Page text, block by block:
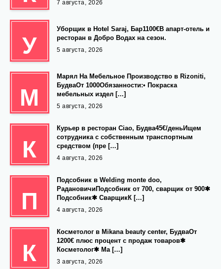
7 августа, 2026
У
Уборщик в Hotel Saraj, Бар1100€В апарт-отель и
ресторан в Добро Водах на сезон.
5 августа, 2026
М
Марял На Мебельное Производство в Rizoniti,
БудваОт 1000Обязанности:• Покраска
мебельных издел […]
5 августа, 2026
К
Курьер в ресторан Ciao, Будва45€/деньИщем
сотрудника с собственным транспортным
средством (пре […]
4 августа, 2026
П
Подсобник в Welding monte doo,
РадановичиПодсобник от 700, сварщик от 900✱
Подсобник✱ СварщикК […]
4 августа, 2026
К
Косметолог в Mikana beauty center, БудваОт
1200€ плюс процент с продаж товаров✱
Косметолог✱ Ма […]
3 августа, 2026